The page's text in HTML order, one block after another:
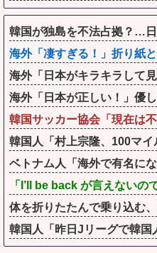
韓国が独島を不法占拠？…
海外「凄すぎる！」折り紙
海外「日本がキラキラして
海外「日本が正しい！」優
韓国サッカー協会「現在は
韓国人「村上宗隆、100マ
ベトナム人「海外で有名に
「I’ll be back が言えないの
体を折りたたんで乗り込む
韓国人「昨日Jリーグで韓国